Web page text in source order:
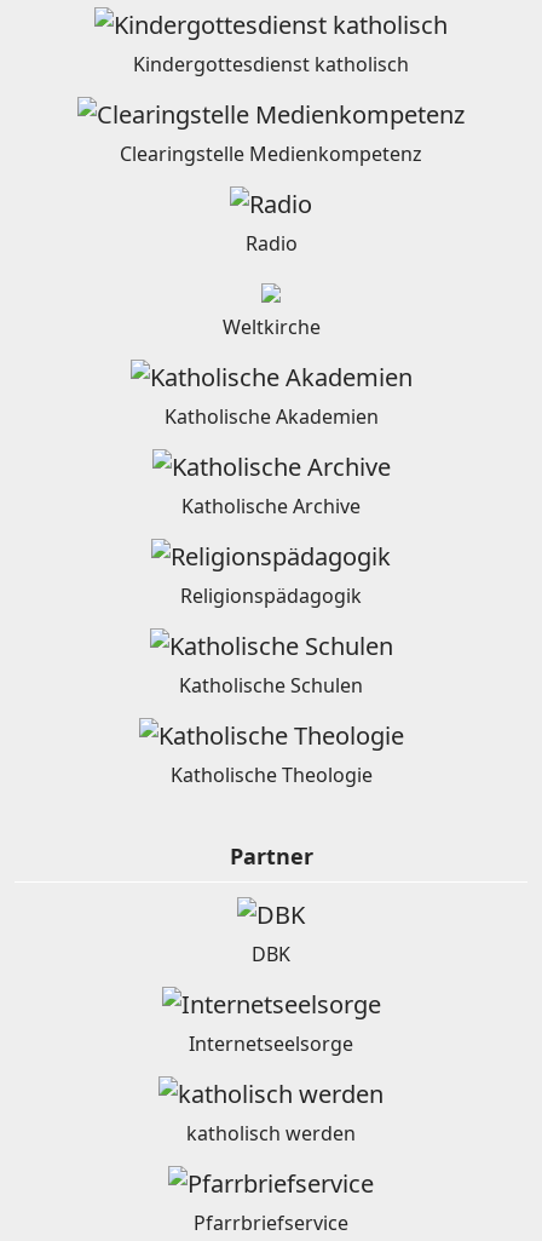
Kindergottesdienst katholisch
Clearingstelle Medienkompetenz
Radio
Weltkirche
Katholische Akademien
Katholische Archive
Religionspädagogik
Katholische Schulen
Katholische Theologie
Partner
DBK
Internetseelsorge
katholisch werden
Pfarrbriefservice